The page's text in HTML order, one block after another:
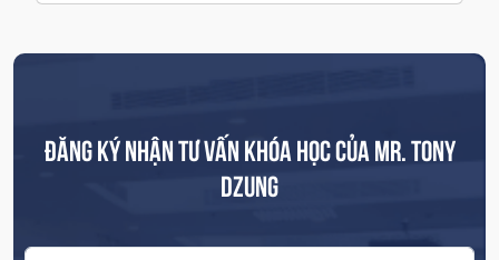
ĐĂNG KÝ NHẬN TƯ VẤN KHÓA HỌC CỦA MR. TONY
DZUNG